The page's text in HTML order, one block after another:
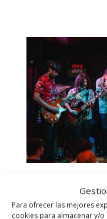
Para ofrecer las mejores
cookies para almacenar y/